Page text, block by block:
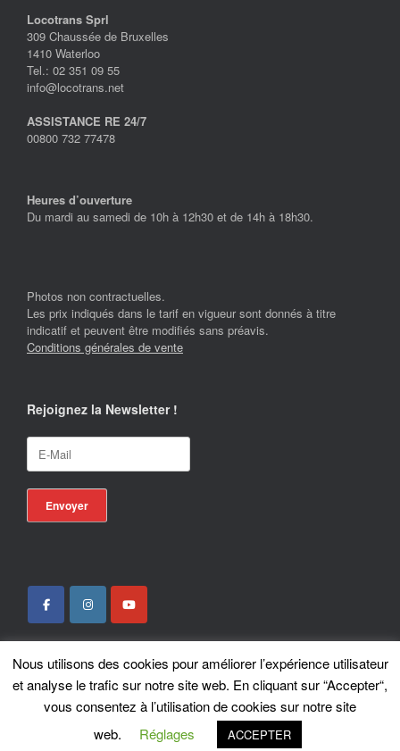
Locotrans Sprl
309 Chaussée de Bruxelles
1410 Waterloo
Tel.: 02 351 09 55
info@locotrans.net
ASSISTANCE RE 24/7
00800 732 77478
Heures d’ouverture
Du mardi au samedi de 10h à 12h30 et de 14h à 18h30.
Photos non contractuelles.
Les prix indiqués dans le tarif en vigueur sont donnés à titre
indicatif et peuvent être modifiés sans préavis.
Conditions générales de vente
Rejoignez la Newsletter !
Locotrans SPRL - Exclusive Store Royal Enfield - Royal Enfield Brussels - ©
2026
ASiteOrigin Theme
Nous utilisons des cookies pour améliorer l’expérience utilisateur
et analyse le trafic sur notre site web. En cliquant sur “Accepter“,
vous consentez à l’utilisation de cookies sur notre site
web.
Réglages ACCEPTER